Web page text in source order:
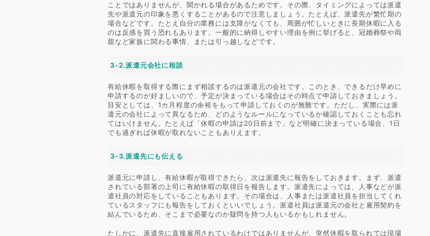
ことではありませんが、聞かれる場合があるためです。その際、タイミングによっては派遣
先や派遣元の印象を悪くすることがあるので注意しましょう。たとえば、派遣先が繁忙期の
場合などです。たとえ自分の業務には支障がなくても、周囲が忙しいときに長期休暇に入る
のは反感を買う恐れもあります。一般的に納得しやすい理由を例に挙げると、冠婚葬祭や両
親など家族に関わる事情、または引っ越しなどです。
3-2.派遣元会社に相談
有給休暇を取得する際にまず相談するのは派遣元の会社です。このとき、できるだけ早めに
申請するのが好ましいので、予定が決まっている場合はその時点で申請しておきましょう。
目安としては、1カ月程度の余裕をもって申請しておくのが無難です。ただし、実際には派
遣元の会社によって異なるため、どのようなルールになっているか確認しておくことも忘れ
てはいけません。たとえば「休暇の申請は20日前まで」など明確に決まっている場合、1日
でも過ぎれば休暇が取れないこともありえます。
3-3.派遣先にも伝える
派遣元に申請し、有給休暇が取得できたら、次は派遣先に報告をしておきます。まず、派遣
されている部署の上司に有給休暇の取得日を報告します。派遣先によっては、人事などが派
遣社員の対応をしていることもあります。その場合は、人事または派遣社員を担当してくれ
ているスタッフにも報告をしておくといいでしょう。派遣社員は派遣元の会社と雇用契約を
結んでいるため、そこまで必要なのか疑問を持つ人もいるかもしれません。
たしかに、派遣先に直接雇用されているわけではありませんが、突然休暇を取られては現場